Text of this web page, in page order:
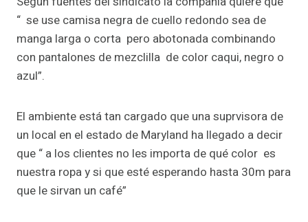
“ se use camisa negra de cuello redondo sea de
manga larga o corta pero abotonada combinando
con pantalones de mezclilla de color caqui, negro o
azul”.
El ambiente está tan cargado que una suprvisora de
un local en el estado de Maryland ha llegado a decir
que “ a los clientes no les importa de qué color es
nuestra ropa y si que esté esperando hasta 30m para
que le sirvan un café”